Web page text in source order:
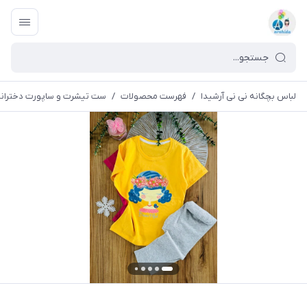
لباس بچگانه نی نی آرشیدا / فهرست محصولات / ست تیشرت و ساپورت دخترانه